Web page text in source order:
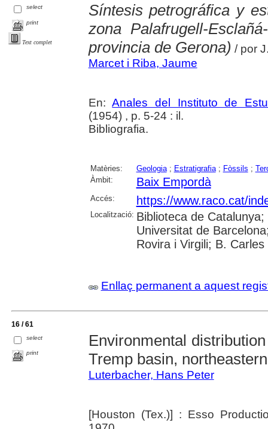
select
print
Text complet
Síntesis petrográfica y
zona Palafrugell-
provincia de Gerona) / por
Marcet i Riba, Jaume
En:Anales del Instituto de
(1954) , p. 5-24 : il.
Bibliografia.
Matèries: Geologia; Estratigrafia; Fòssils ;
Àmbit:
Baix Empordà
Accés: https://www.raco.cat/
Localització: Biblioteca de
Universitat de
Rovira i Virgili; B.
Enllaç permanent a aquest
16 / 61
select
print
Environmental
Tremp basin,
Luterbacher, Hans Peter
[Houston (Tex.)] : Esso